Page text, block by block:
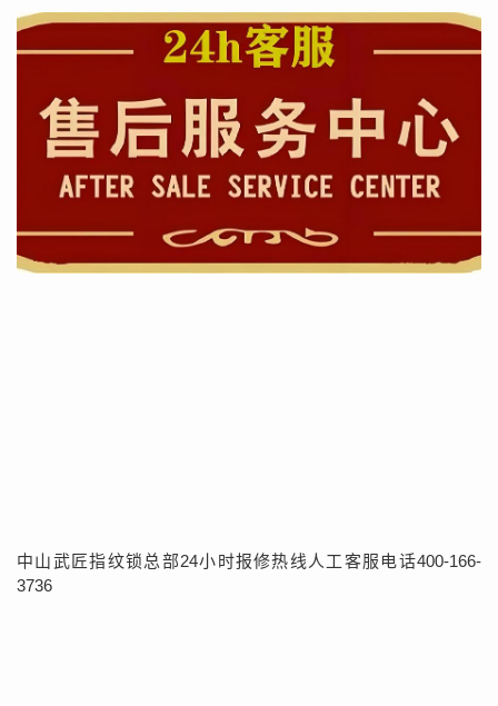
中山武匠指纹锁总部24小时报修热线人工客服电话400-166-
3736